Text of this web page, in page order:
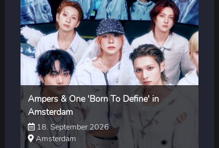
Ampers & One 'Born To Define' in
Amsterdam
18. September 2026
Amsterdam